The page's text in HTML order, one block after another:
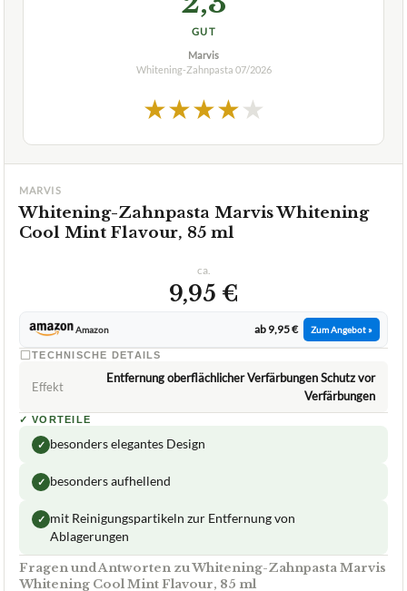
GUT
Marvis
Whitening-Zahnpasta 07/2026
★★★★★
MARVIS
Whitening-Zahnpasta Marvis Whitening
Cool Mint Flavour, 85 ml
ca.
9,95 €
Amazon ab 9,95 € Zum Angebot »
TECHNISCHE DETAILS
Effekt
Entfernung oberflächlicher Verfärbungen Schutz vor
Verfärbungen
✓ VORTEILE
✓ besonders elegantes Design
✓ besonders aufhellend
✓ mit Reinigungspartikeln zur Entfernung von
Ablagerungen
Fragen und Antworten zu Whitening-Zahnpasta Marvis
Whitening Cool Mint Flavour, 85 ml